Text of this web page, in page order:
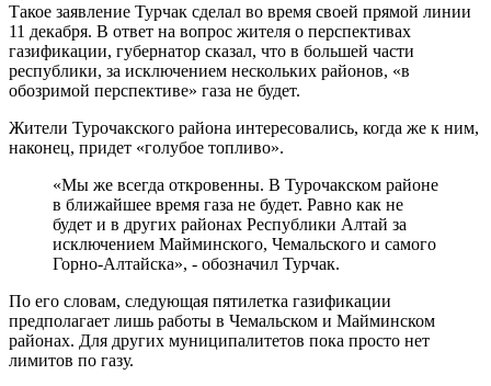
Такое заявление Турчак сделал во время своей прямой линии
11 декабря. В ответ на вопрос жителя о перспективах
газификации, губернатор сказал, что в большей части
республики, за исключением нескольких районов, «в
обозримой перспективе» газа не будет.
Жители Турочакского района интересовались, когда же к ним,
наконец, придет «голубое топливо».
«Мы же всегда откровенны. В Турочакском районе
в ближайшее время газа не будет. Равно как не
будет и в других районах Республики Алтай за
исключением Майминского, Чемальского и самого
Горно-Алтайска», - обозначил Турчак.
По его словам, следующая пятилетка газификации
предполагает лишь работы в Чемальском и Майминском
районах. Для других муниципалитетов пока просто нет
лимитов по газу.